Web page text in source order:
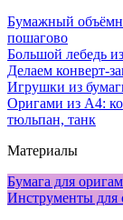
Бумажный
пошагово
Большой лебедь
Делаем конверт-
Игрушки из
Оригами из А4:
тюльпан, танк
Материалы
Бумага для
Инструменты для